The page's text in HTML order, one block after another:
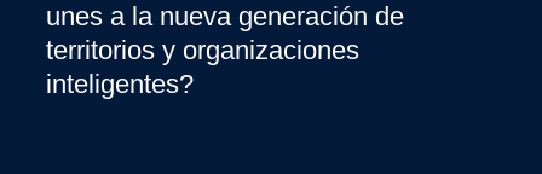
unes a la nueva generación de
territorios y organizaciones
inteligentes?